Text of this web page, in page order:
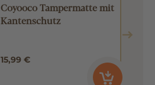
Coyooco Tampermatte mit
Kantenschutz
15,99 €